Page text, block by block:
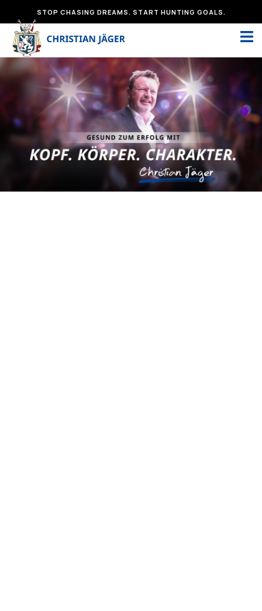
Inhalt
springen
STOP CHASING DREAMS. START HUNTING GOALS.